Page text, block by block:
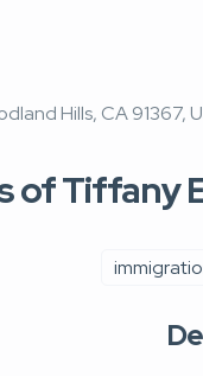
of Tiffany